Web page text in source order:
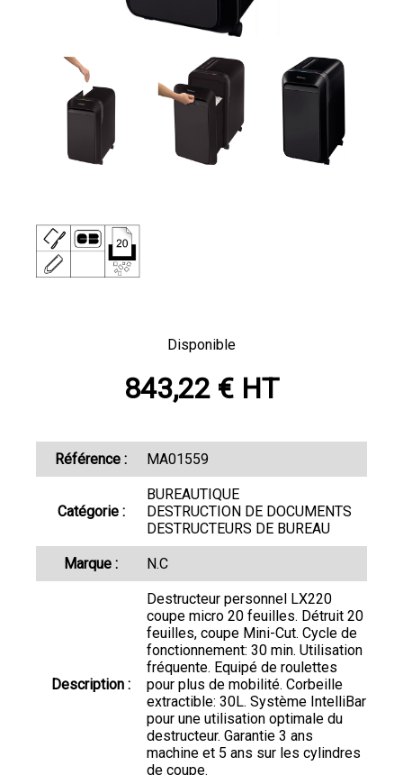
Disponible
843,22 € HT
Référence : MA01559
Catégorie :
BUREAUTIQUE
DESTRUCTION DE DOCUMENTS
DESTRUCTEURS DE BUREAU
Marque : N.C
Description :
Destructeur personnel LX220
coupe micro 20 feuilles. Détruit 20
feuilles, coupe Mini-Cut. Cycle de
fonctionnement: 30 min. Utilisation
fréquente. Equipé de roulettes
pour plus de mobilité. Corbeille
extractible: 30L. Système IntelliBar
pour une utilisation optimale du
destructeur. Garantie 3 ans
machine et 5 ans sur les cylindres
de coupe.